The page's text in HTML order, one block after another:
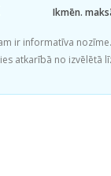
Ikmēn.
ir informatīva
atkarībā no izvēlētā